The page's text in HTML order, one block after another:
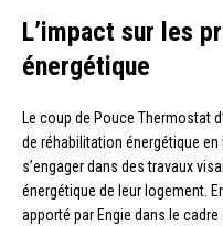
L’impact sur les
énergétique
Le coup de Pouce Thermostat
de réhabilitation énergétique
s’engager dans des travaux
énergétique de leur logement.
apporté par Engie dans le